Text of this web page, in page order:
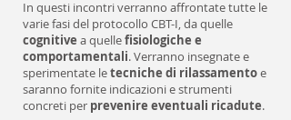
In questi incontri verranno affrontate tutte le
varie fasi del protocollo CBT-I, da quelle
cognitive a quellefisiologiche e
comportamentali. Verranno insegnate e
sperimentate letecniche di rilassamentoe
saranno fornite indicazioni e strumenti
concreti per prevenire eventuali ricadute.